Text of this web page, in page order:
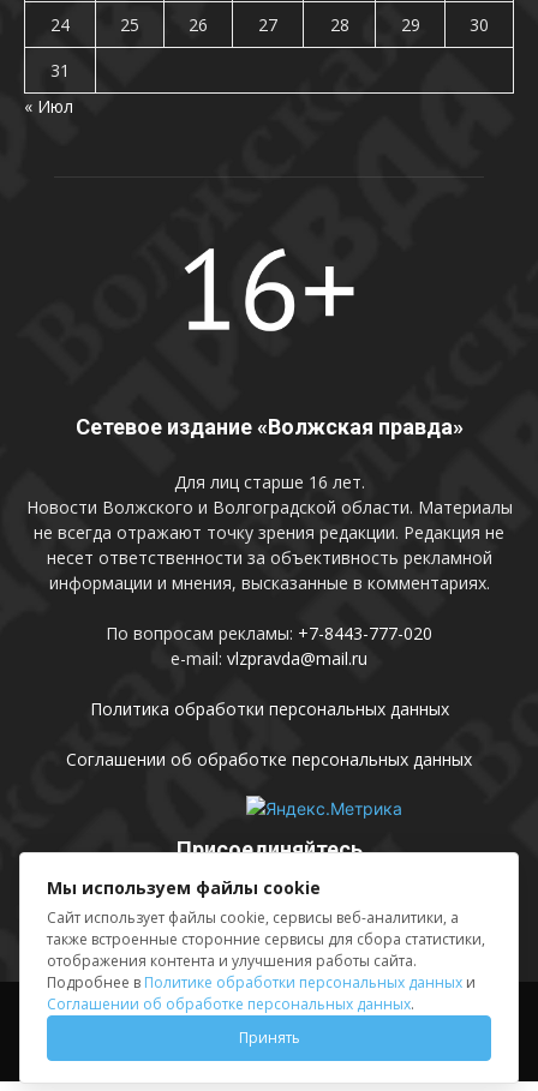
24
25 26 27 28 29
30
31
« Июл
Сетевое издание «Волжская правда»
Для лиц старше 16 лет.
Новости Волжского и Волгоградской области. Материалы
не всегда отражают точку зрения редакции. Редакция не
несет ответственности за объективность рекламной
информации и мнения, высказанные в комментариях.
По вопросам рекламы: +7-8443-777-020
e-mail: vlzpravda@mail.ru
Политика обработки персональных данных
Соглашении об обработке персональных данных
Присоединяйтесь
Выходные данные Sing in
© АМУ «Редакция газеты «Волжская правда», 2012-2026
Мы используем файлы cookie
Сайт использует файлы cookie, сервисы веб-аналитики, а
также встроенные сторонние сервисы для сбора статистики,
отображения контента и улучшения работы сайта.
Подробнее в Политике обработки персональных данных и
Соглашении об обработке персональных данных.
Принять